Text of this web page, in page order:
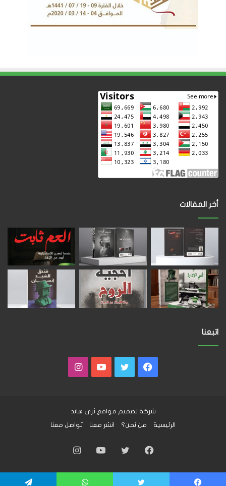
أخر المقالات
اتبعنا
فيسبوكتويتر يوتيوبانستقرام
شركة تصميم مواقع ثرى هاند
الرئيسية
من نحن؟ انشر معنا تواصل معنا
فيسبوكتويتر يوتيوبانستقرام